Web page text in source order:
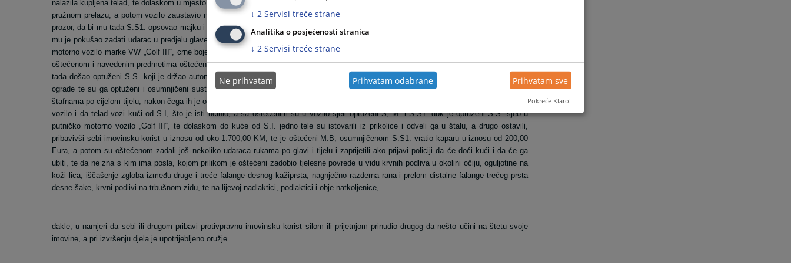
nalazila kupljena telad, te dolaskom u mjesto G. i prolaskom kroz centar mjesta, osumnjičeni S.S1. je svojim vozilom skrenuo lijevo prema
pružnom prelazu, a potom vozilo zaustavio na sredini ceste i izašao iz vozila, te prišao vozilu oštećenog, nakon čega je oštećeni otvorio
prozor, da bi mu tada S.S1. opsovao majku i familiju, govoreći „Vidiš kako si došao gdje treba“, pa kada je oštećeni izašao iz vozila, S.S1.
mu je pokušao zadati udarac u predjelu glave, što je oštećeni izbjegao, da bi se u tom momentu, iza vozila oštećenog zaustavilo putničko
motorno vozilo marke VW „Golf III“, crne boje, iz kojeg su izašli S.I. držeći u ruci metalnu šipku i njegov brat M.I. drvenu letvu, te su prišli
oštećenom i navedenim predmetima oštećenom zadali više udaraca u predjelu glave i tijela, nakon čega je oštećeni počeo da bježi, da bi
tada došao optuženi S.S. koji je držao automatsku pušku, kojom je počeo da puca u pravcu oštećenog, te je oštećeni bježeći došao do
ograde te su ga optuženi i osumnjičeni sustigli, oborili na zemlju, a potom su mu sva četvorica zadali više udaraca rukama i nogama i
štafnama po cijelom tijelu, nakon čega ih je oštećeni molio da ga puste, da će im dati telad i vratiti kaparu, te su mu rekli da sjedne u svoje
vozilo i da telad vozi kući od S.I, što je isti učinio, a sa oštećenim su u vozilo sjeli optuženi S, M. i S.S1. dok je optuženi S.S. sjeo u
putničko motorno vozilo „Golf III“, te dolaskom do kuće od S.I. jedno tele su istovarili iz prikolice i odveli ga u štalu, a drugo ostavili,
pribavivši sebi imovinsku korist u iznosu od oko 1.700,00 KM, te je oštećeni M.B, osumnjičenom S.S1. vratio kaparu u iznosu od 200,00
Eura, a potom su oštećenom zadali još nekoliko udaraca rukama po glavi i tijelu i zaprijetili ako prijavi policiji da će doći kući i da će ga
ubiti, te da ne zna s kim ima posla, kojom prilikom je oštećeni zadobio tjelesne povrede u vidu krvnih podliva u okolini očiju, oguljotine na
koži lica, iščašenje zgloba između druge i treće falange desnog kažiprsta, nagnječno razderna rana i prelom distalne falange trećeg prsta
desne šake, krvni podlivi na trbušnom zidu, te na lijevoj nadlaktici, podlaktici i obje natkoljenice,
dakle, u namjeri da sebi ili drugom pribavi protivpravnu imovinsku korist silom ili prijetnjom prinudio drugog da nešto učini na štetu svoje
imovine, a pri izvršenju djela je upotrijebljeno oružje.
↓ 2 Servisi treće strane
Analitika o posjećenosti stranica
↓ 2 Servisi treće strane
Ne prihvatam Prihvatam odabrane Prihvatam sve
Pokreće Klaro!